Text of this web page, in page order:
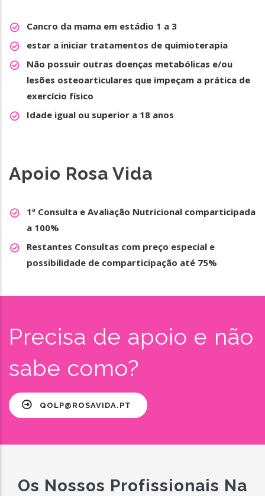
Cancro da mama em estádio 1 a 3
estar a iniciar tratamentos de quimioterapia
Não possuir outras doenças metabólicas e/ou
lesões osteoarticulares que impeçam a prática de
exercício físico
Idade igual ou superior a 18 anos
Apoio Rosa Vida
1ª Consulta e Avaliação Nutricional comparticipada
a 100%
Restantes Consultas com preço especial e
possibilidade de comparticipação até 75%
Precisa de apoio e não
sabe como?
QOLP@ROSAVIDA.PT
Os Nossos Profissionais Na